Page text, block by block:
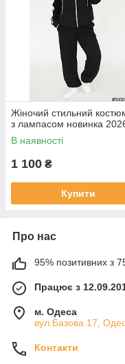
Жіночий стильний
з лампасом новинка
В наявності
1 100 ₴
Купити
Про нас
95% позитивних з 75
Працює з
м. Одеса
вул.Базова 17,
Контакти